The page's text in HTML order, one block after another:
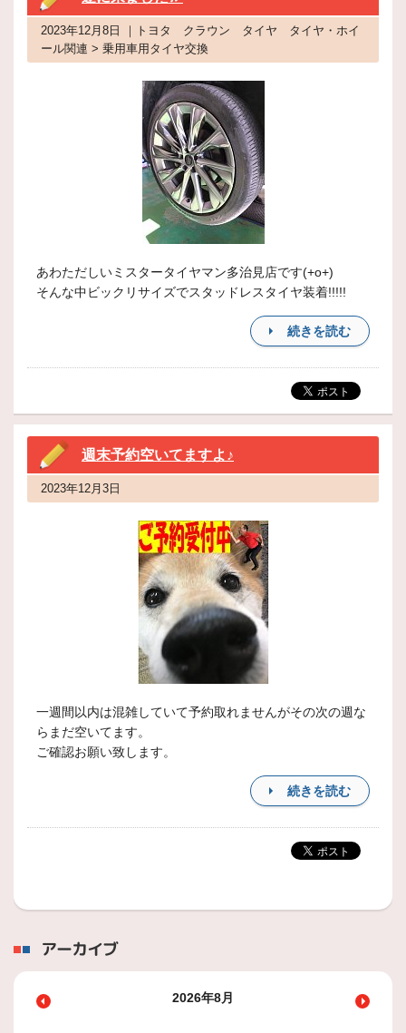
2023年12月8日 ｜トヨタ クラウン タイヤ タイヤ・ホイ
ール関連 > 乗用車用タイヤ交換
あわただしいミスタータイヤマン多治見店です(+o+)
そんな中ビックリサイズでスタッドレスタイヤ装着!!!!!
続きを読む
週末予約空いてますよ♪
2023年12月3日
一週間以内は混雑していて予約取れませんがその次の週な
らまだ空いてます。
ご確認お願い致します。
続きを読む
アーカイブ
2026年8月